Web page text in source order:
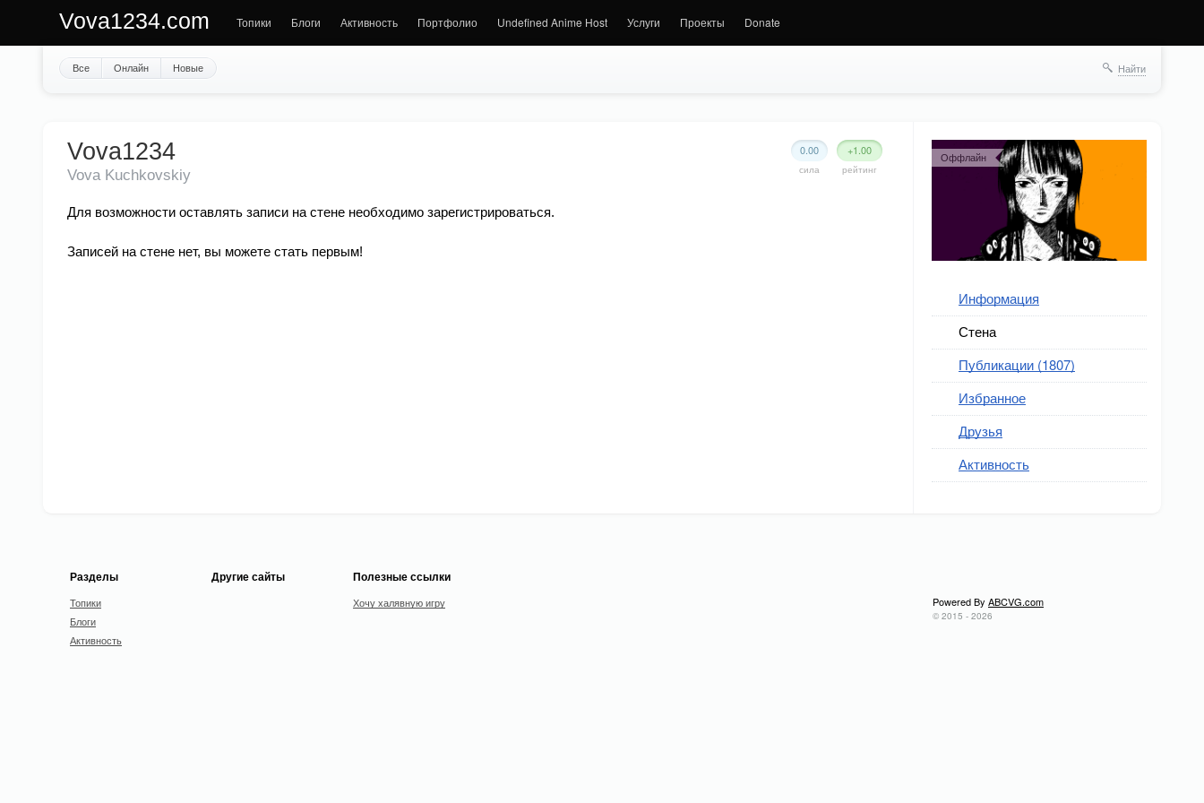
Vova1234.com Топики Блоги Активность Портфолио Undefined Anime Host Услуги Проекты Donate
Все Онлайн Новые Найти
Оффлайн
Информация
Стена
Публикации (1807)
Избранное
Друзья
Активность
+1.00
рейтинг
0.00
сила
Vova1234
Vova Kuchkovskiy
Для возможности оставлять записи на стене необходимо зарегистрироваться.
Записей на стене нет, вы можете стать первым!
Разделы
Топики
Блоги
Активность
Другие сайты Полезные ссылки
Хочу халявную игру Powered By ABCVG.com
© 2015 - 2026